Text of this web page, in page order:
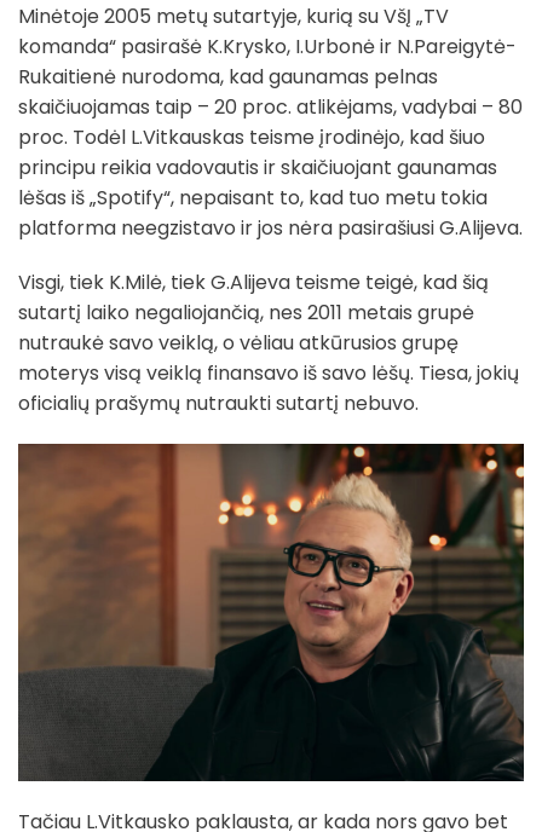
Minėtoje 2005 metų sutartyje, kurią su VšĮ „TV
komanda“ pasirašė K.Krysko, I.Urbonė ir N.Pareigytė-
Rukaitienė nurodoma, kad gaunamas pelnas
skaičiuojamas taip – 20 proc. atlikėjams, vadybai – 80
proc. Todėl L.Vitkauskas teisme įrodinėjo, kad šiuo
principu reikia vadovautis ir skaičiuojant gaunamas
lėšas iš „Spotify“, nepaisant to, kad tuo metu tokia
platforma neegzistavo ir jos nėra pasirašiusi G.Alijeva.
Visgi, tiek K.Milė, tiek G.Alijeva teisme teigė, kad šią
sutartį laiko negaliojančią, nes 2011 metais grupė
nutraukė savo veiklą, o vėliau atkūrusios grupę
moterys visą veiklą finansavo iš savo lėšų. Tiesa, jokių
oficialių prašymų nutraukti sutartį nebuvo.
Tačiau L.Vitkausko paklausta, ar kada nors gavo bet